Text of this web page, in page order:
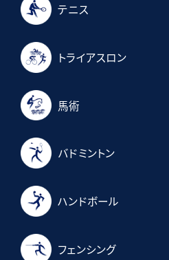
テニス
トライアスロン
馬術
バドミントン
ハンドボール
フェンシング